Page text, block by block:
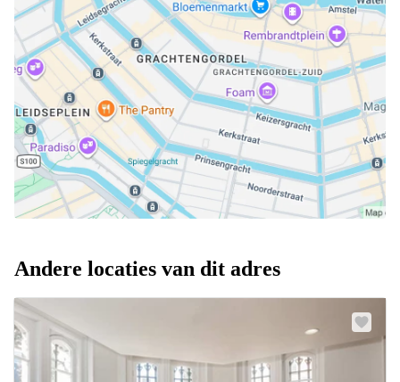
Andere locaties van dit adres